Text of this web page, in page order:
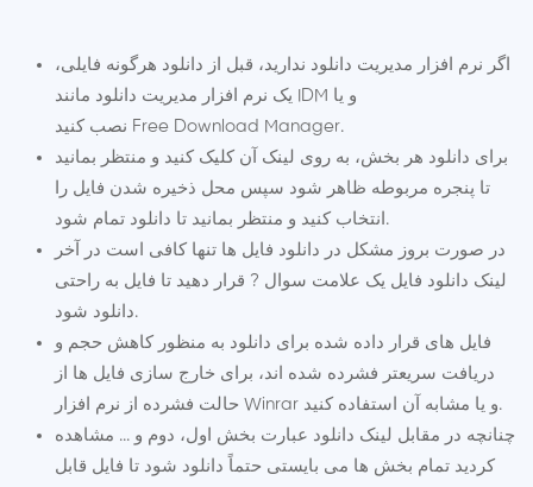
اگر نرم افزار مدیریت دانلود ندارید، قبل از دانلود هرگونه فایلی،
یک نرم افزار مدیریت دانلود مانند IDM و یا
Free Download Managerنصب کنید.
برای دانلود هر بخش، به روی لینک آن کلیک کنید و منتظر بمانید
تا پنجره مربوطه ظاهر شود سپس محل ذخیره شدن فایل را
انتخاب کنید و منتظر بمانید تا دانلود تمام شود.
در صورت بروز مشکل در دانلود فایل ها تنها کافی است در آخر
لینک دانلود فایل یک علامت سوال ? قرار دهید تا فایل به راحتی
دانلود شود.
فایل های قرار داده شده برای دانلود به منظور کاهش حجم و
دریافت سریعتر فشرده شده اند، برای خارج سازی فایل ها از
حالت فشرده از نرم افزار Winrar و یا مشابه آن استفاده کنید.
چنانچه در مقابل لینک دانلود عبارت بخش اول، دوم و ... مشاهده
کردید تمام بخش ها می بایستی حتماً دانلود شود تا فایل قابل